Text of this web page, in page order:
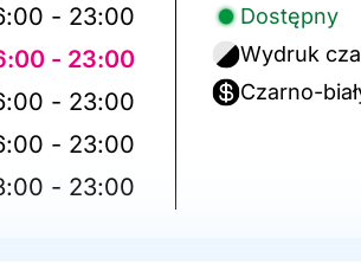
- 23:00
- 23:00
- 23:00
- 23:00
- 23:00
Dostępny
Wydruk
Czarno-